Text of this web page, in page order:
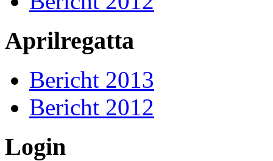
Aprilregatta
Bericht 2013
Bericht 2012
Login